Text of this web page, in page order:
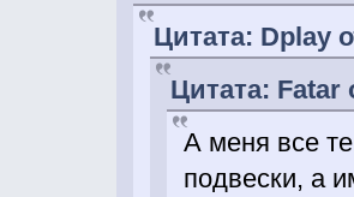
Цитата: Dplay
Цитата: Fatar
А меня все
подвески, а